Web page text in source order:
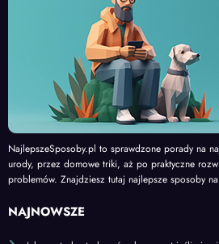
NajlepszeSposoby.pl to sprawdzone porady na
urody, przez domowe triki, aż po praktyczne
problemów. Znajdziesz tutaj najlepsze sposoby na